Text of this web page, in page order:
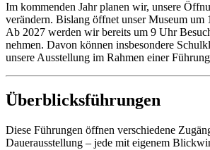
Im kommenden Jahr planen wir, unsere
verändern. Bislang öffnet unser Museum um
Ab 2027 werden wir bereits um 9 Uhr
nehmen. Davon können insbesondere
unsere Ausstellung im Rahmen einer
Überblicks­führungen
Diese Führungen öffnen verschiedene
Dauerausstellung – jede mit eigenem